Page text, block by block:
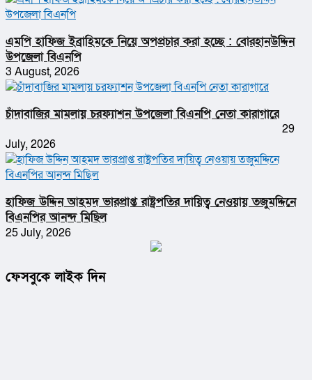
এমপি হাফিজ ইব্রাহিমকে নিয়ে অপপ্রচার করা হচ্ছে : বোরহানউদ্দিন
উপজেলা বিএনপি
3 August, 2026
চাঁদাবাজির মামলায় চরফ্যাশন উপজেলা বিএনপি নেতা কারাগারে
29
July, 2026
হাফিজ উদ্দিন আহমদ ভারপ্রাপ্ত রাষ্ট্রপতির দায়িত্ব নেওয়ায় তজুমদ্দিনে
বিএনপির আনন্দ মিছিল
25 July, 2026
ফেসবুকে লাইক দিন